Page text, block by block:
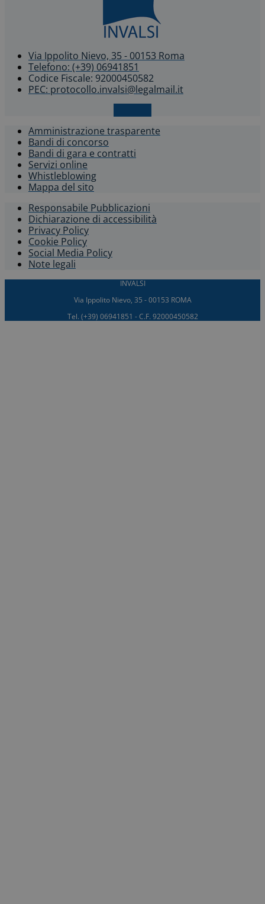
Via Ippolito Nievo, 35 - 00153 Roma
Telefono: (+39) 06941851
Codice Fiscale: 92000450582
PEC: protocollo.invalsi@legalmail.it
Amministrazione trasparente
Bandi di concorso
Bandi di gara e contratti
Servizi online
Whistleblowing​
Mappa del sito
Responsabile Pubblicazioni
Dichiarazione di accessibilità​
Privacy Policy
Cookie Policy
Social Media Policy
Note legali
INVALSI
Via Ippolito Nievo, 35 - 00153 ROMA
Tel. (+39) 06941851 - C.F. 92000450582